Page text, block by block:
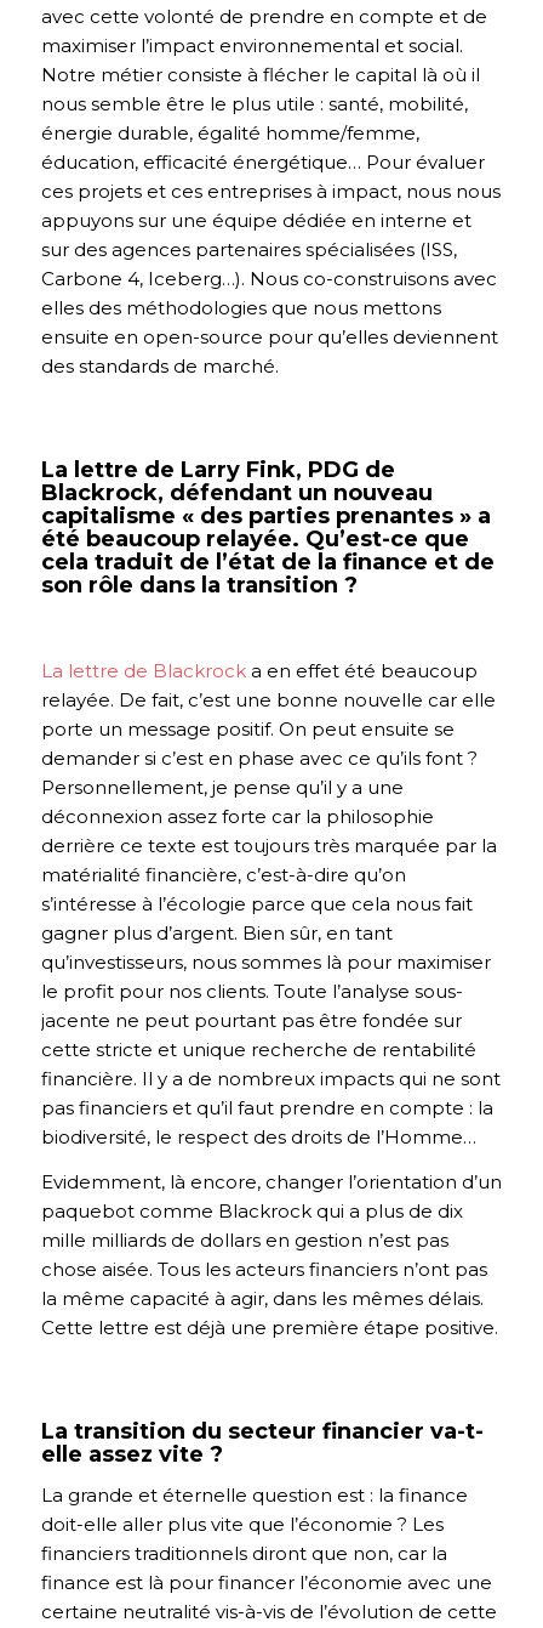
avec cette volonté de prendre en compte et de
maximiser l’impact environnemental et social.
Notre métier consiste à flécher le capital là où il
nous semble être le plus utile : santé, mobilité,
énergie durable, égalité homme/femme,
éducation, efficacité énergétique… Pour évaluer
ces projets et ces entreprises à impact, nous nous
appuyons sur une équipe dédiée en interne et
sur des agences partenaires spécialisées (ISS,
Carbone 4, Iceberg…). Nous co-construisons avec
elles des méthodologies que nous mettons
ensuite en open-source pour qu’elles deviennent
des standards de marché.
La lettre de Larry Fink, PDG de
Blackrock, défendant un nouveau
capitalisme « des parties prenantes » a
été beaucoup relayée. Qu’est-ce que
cela traduit de l’état de la finance et de
son rôle dans la transition ?
La lettre de Blackrocka en effet été beaucoup
relayée. De fait, c’est une bonne nouvelle car elle
porte un message positif. On peut ensuite se
demander si c’est en phase avec ce qu’ils font ?
Personnellement, je pense qu’il y a une
déconnexion assez forte car la philosophie
derrière ce texte est toujours très marquée par la
matérialité financière, c’est-à-dire qu’on
s’intéresse à l’écologie parce que cela nous fait
gagner plus d’argent. Bien sûr, en tant
qu’investisseurs, nous sommes là pour maximiser
le profit pour nos clients. Toute l’analyse sous-
jacente ne peut pourtant pas être fondée sur
cette stricte et unique recherche de rentabilité
financière. Il y a de nombreux impacts qui ne sont
pas financiers et qu’il faut prendre en compte : la
biodiversité, le respect des droits de l’Homme…
Evidemment, là encore, changer l’orientation d’un
paquebot comme Blackrock qui a plus de dix
mille milliards de dollars en gestion n’est pas
chose aisée. Tous les acteurs financiers n’ont pas
la même capacité à agir, dans les mêmes délais.
Cette lettre est déjà une première étape positive.
La transition du secteur financier va-t-
elle assez vite ?
La grande et éternelle question est : la finance
doit-elle aller plus vite que l’économie ? Les
financiers traditionnels diront que non, car la
finance est là pour financer l’économie avec une
certaine neutralité vis-à-vis de l’évolution de cette